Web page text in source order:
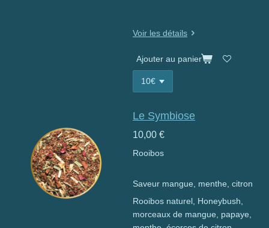
Voir les détails
Ajouter au panier
Le Symbiose
10,00 €
Rooibos
Saveur mangue, menthe, citron
Rooibos naturel, Honeybush,
morceaux de mangue, papaye,